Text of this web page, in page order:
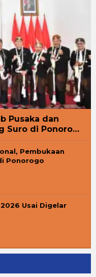
Pusaka dan
Suro di Ponoro…
Pembukaan
Ponorogo
Usai Digelar